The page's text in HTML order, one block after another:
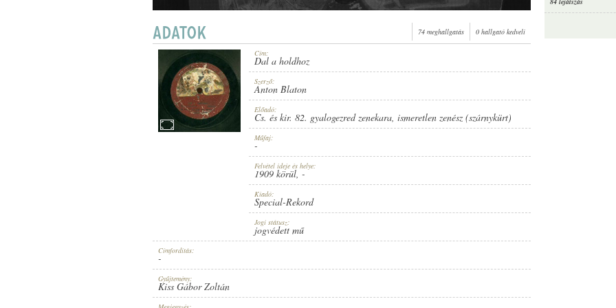
PUBLICATION: 1909 KÖRÜL
SPECIAL-REKORD
RECORD NUMBER:
74 meghallgatás 0 hallgató kedveli
Cím:
Dal a holdhoz
Szerző:
Anton Blaton
Előadó:
Cs. és kir. 82. gyalogezred zenekara, ismeretlen zenész (szárnykürt)
Műfaj:
-
Felvétel ideje és helye:
1909 körül, -
Kiadó:
Special-Rekord
Jogi státusz:
jogvédett mű
Címfordítás:
-
Gyűjtemény:
Kiss Gábor Zoltán